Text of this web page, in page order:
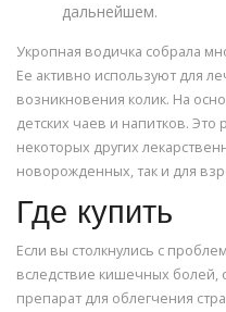
дальнейшем.
Укропная водичка собрала
Ее активно используют для
возникновения колик. На
детских чаев и напитков. Это
некоторых других
новорожденных, так и для
Где купить
Если вы столкнулись с
вследствие кишечных болей,
препарат для облегчения